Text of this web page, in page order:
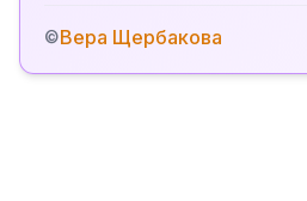
©Вера Щербакова